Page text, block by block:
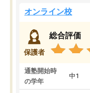
オンライン校
保護者
総合評価
通塾開始時
の学年
中1